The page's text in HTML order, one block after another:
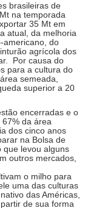
brasileiras de
na temporada
35 Mt em
atual, da melhoria
americano, do
agrícola dos
Por causa do
para a cultura do
semeada,
superior a 20
encerradas e o
da área
dos cinco anos
na Bolsa de
que levou alguns
outros mercados,
o milho para
uma das culturas
das Américas,
de sua forma